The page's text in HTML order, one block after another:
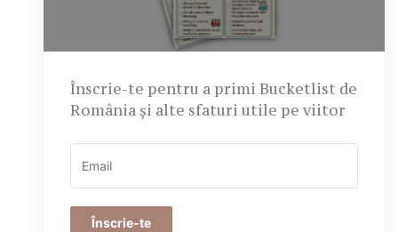
Înscrie-te pentru a primi Bucketlist de
România și alte sfaturi utile pe viitor
Înscrie-te